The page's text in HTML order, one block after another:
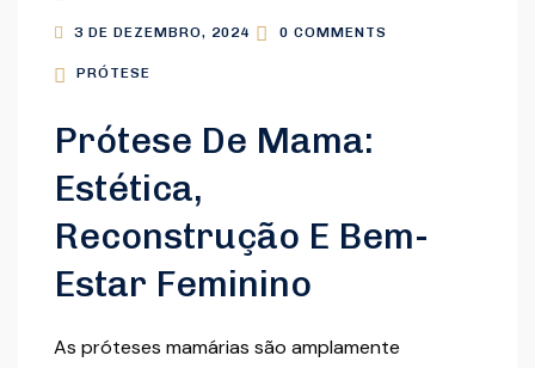
3 DE DEZEMBRO, 2024 0 COMMENTS
PRÓTESE
Prótese De Mama:
Estética,
Reconstrução E Bem-
Estar Feminino
As próteses mamárias são amplamente